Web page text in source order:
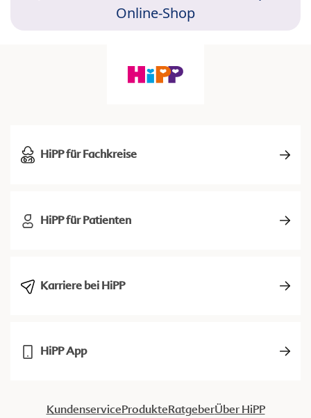
Online-Shop
HiPP für Fachkreise
HiPP für Patienten
Karriere bei HiPP
HiPP App
KundenserviceProdukteRatgeberÜber HiPP